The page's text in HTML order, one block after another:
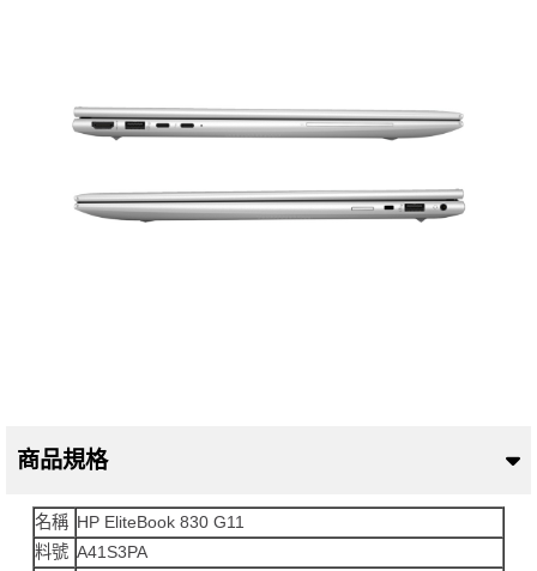
商品規格
名稱 HP EliteBook 830 G11
料號 A41S3PA